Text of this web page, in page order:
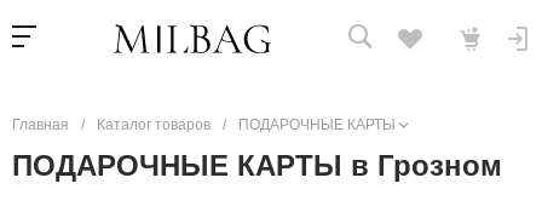
Главная / Каталог товаров / ПОДАРОЧНЫЕ КАРТЫ
ПОДАРОЧНЫЕ КАРТЫ в Грозном